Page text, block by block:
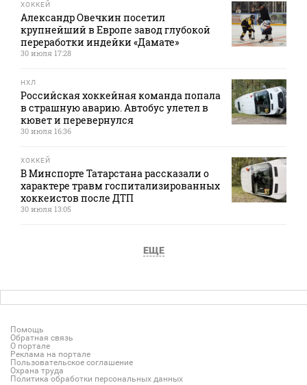
ХОККЕЙ
Александр Овечкин посетил
крупнейший в Европе завод глубокой
переработки индейки «Дамате»
30 июля 17:28
НХЛ
Российская хоккейная команда попала
в страшную аварию. Автобус улетел в
кювет и перевернулся
30 июля 16:36
ХОККЕЙ
В Минспорте Татарстана рассказали о
характере травм госпитализированных
хоккеистов после ДТП
30 июля 13:05
ЕЩЕ
Помощь
Обратная связь
О портале
Реклама на портале
Пользовательское соглашение
Охрана труда
Политика обработки персональных данных